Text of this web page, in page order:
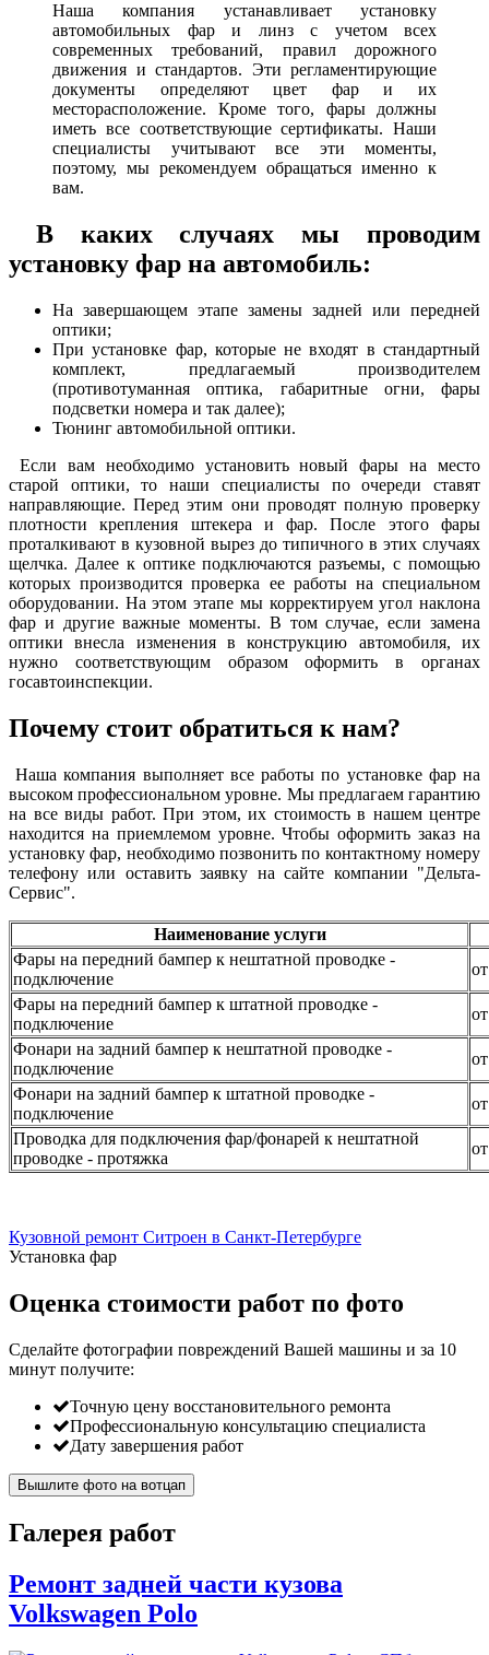
Наша компания устанавливает установку
автомобильных фар и линз с учетом всех
современных требований, правил дорожного
движения и стандартов. Эти регламентирующие
документы определяют цвет фар и их
месторасположение. Кроме того, фары должны
иметь все соответствующие сертификаты. Наши
специалисты учитывают все эти моменты,
поэтому, мы рекомендуем обращаться именно к
вам.
В каких случаях мы проводим
установку фар на автомобиль:
На завершающем этапе замены задней или передней
оптики;
При установке фар, которые не входят в стандартный
комплект, предлагаемый производителем
(противотуманная оптика, габаритные огни, фары
подсветки номера и так далее);
Тюнинг автомобильной оптики.
Если вам необходимо установить новый фары на место
старой оптики, то наши специалисты по очереди ставят
направляющие. Перед этим они проводят полную проверку
плотности крепления штекера и фар. После этого фары
проталкивают в кузовной вырез до типичного в этих случаях
щелчка. Далее к оптике подключаются разъемы, с помощью
которых производится проверка ее работы на специальном
оборудовании. На этом этапе мы корректируем угол наклона
фар и другие важные моменты. В том случае, если замена
оптики внесла изменения в конструкцию автомобиля, их
нужно соответствующим образом оформить в органах
госавтоинспекции.
Почему стоит обратиться к нам?
Наша компания выполняет все работы по установке фар на
высоком профессиональном уровне. Мы предлагаем гарантию
на все виды работ. При этом, их стоимость в нашем центре
находится на приемлемом уровне. Чтобы оформить заказ на
установку фар, необходимо позвонить по контактному номеру
телефону или оставить заявку на сайте компании "Дельта-
Сервис".
Наименование услуги
Фары на передний бампер к нештатной проводке -
подключение
Фары на передний бампер к штатной проводке -
подключение
Фонари на задний бампер к нештатной проводке -
подключение
Фонари на задний бампер к штатной проводке -
подключение
Проводка для подключения фар/фонарей к нештатной
проводке - протяжка
Кузовной ремонт Ситроен в Санкт-Петербурге
Установка фар
Оценка стоимости работ по фото
Сделайте фотографии повреждений Вашей машины и за 10
минут получите:
Точную цену восстановительного ремонта
Профессиональную консультацию специалиста
Дату завершения работ
Вышлите фото на вотцап
Галерея работ
Ремонт задней части кузова
Volkswagen Polo